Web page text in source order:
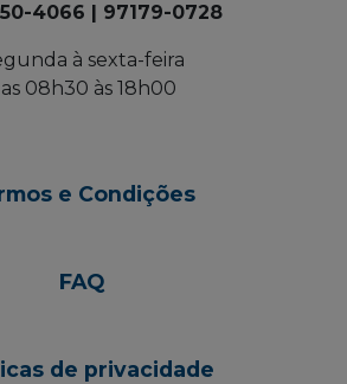
4066 | 97179-0728
à sexta-feira
08h30 às 18h00
e Condições
FAQ
de privacidade